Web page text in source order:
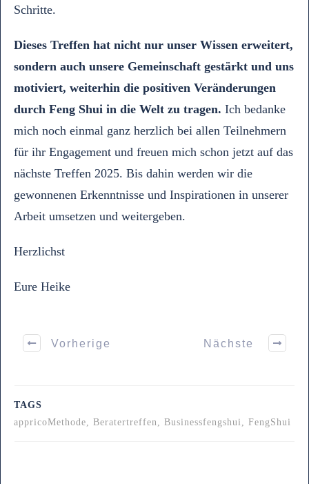
Schritte.
Dieses Treffen hat nicht nur unser Wissen erweitert,
sondern auch unsere Gemeinschaft gestärkt und uns
motiviert, weiterhin die positiven Veränderungen
durch Feng Shui in die Welt zu tragen. Ich bedanke
mich noch einmal ganz herzlich bei allen Teilnehmern
für ihr Engagement und freuen mich schon jetzt auf das
nächste Treffen 2025. Bis dahin werden wir die
gewonnenen Erkenntnisse und Inspirationen in unserer
Arbeit umsetzen und weitergeben.
Herzlichst
Eure Heike
Vorherige Nächste
TAGS
appricoMethode, Beratertreffen, Businessfengshui, FengShui